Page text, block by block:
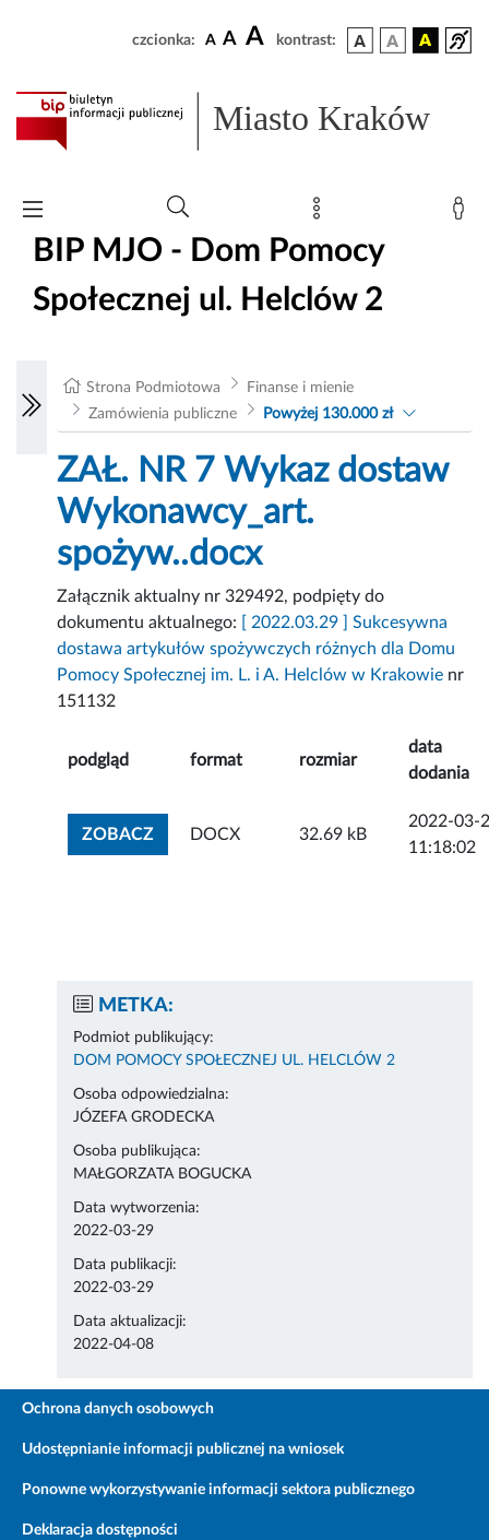
czcionka: A A A kontrast:
Miasto Kraków
BIP MJO - Dom Pomocy
Społecznej ul. Helclów 2
Strona Podmiotowa
Finanse i mienie
Zamówienia publiczne
Powyżej 130.000 zł
ZAŁ. NR 7 Wykaz dostaw
Wykonawcy_art.
spożyw..docx
Załącznik aktualny nr 329492, podpięty do
dokumentu aktualnego:
[ 2022.03.29 ] Sukcesywna
dostawa artykułów spożywczych różnych dla Domu
Pomocy Społecznej im. L. i A. Helclów w Krakowie nr
151132
podgląd format rozmiar
data
dodania
ZOBACZZOBACZ ZAŁĄCZNIK
DOCX 32.69 kB
2022-03-
11:18:02
METKA:
Podmiot publikujący:
DOM POMOCY SPOŁECZNEJ UL. HELCLÓW 2
Osoba odpowiedzialna:
JÓZEFA GRODECKA
Osoba publikująca:
MAŁGORZATA BOGUCKA
Data wytworzenia:
2022-03-29
Data publikacji:
2022-03-29
Data aktualizacji:
2022-04-08
Ochrona danych osobowych
Udostępnianie informacji publicznej na wniosek
Ponowne wykorzystywanie informacji sektora publicznego
Deklaracja dostępności